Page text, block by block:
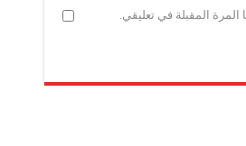
المرة المقبلة في تعليقي.